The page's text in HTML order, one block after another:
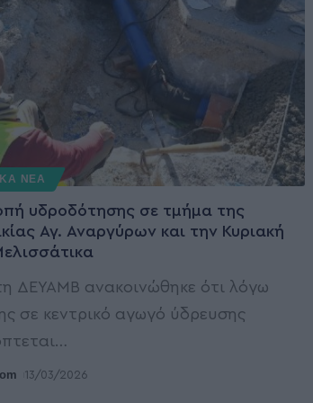
ΝΕΑ
υδροδότησης σε τμήμα της
Αγ. Αναργύρων και την Κυριακή
ΔΕΥΑΜΒ ανακοινώθηκε ότι λόγω
σε κεντρικό αγωγό ύδρευσης
…
13/03/2026